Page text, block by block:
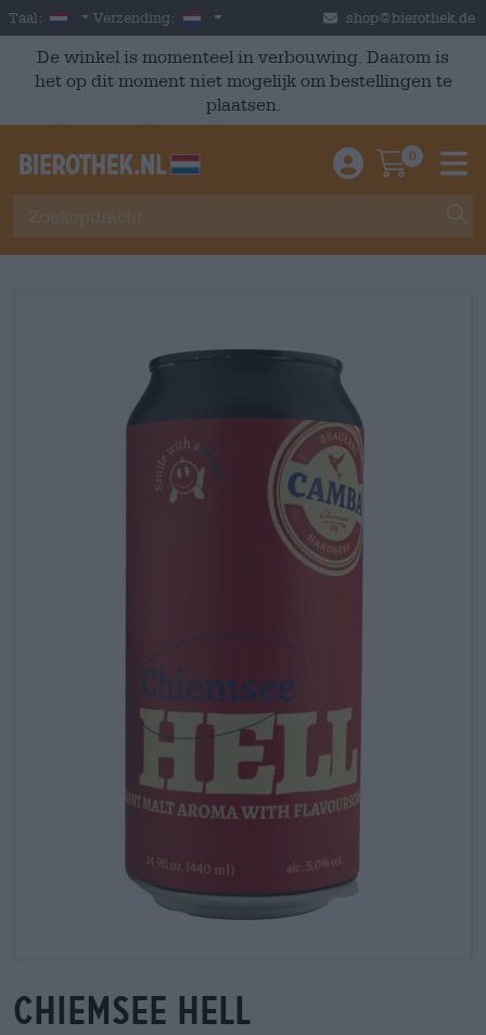
Skip to main content
Taal: Dutch
Verzending: Nederland shop@bierothek.de
De winkel is momenteel in verbouwing. Daarom is
het op dit moment niet mogelijk om bestellingen te
plaatsen.
Einloggen /
0
chiemsee hell